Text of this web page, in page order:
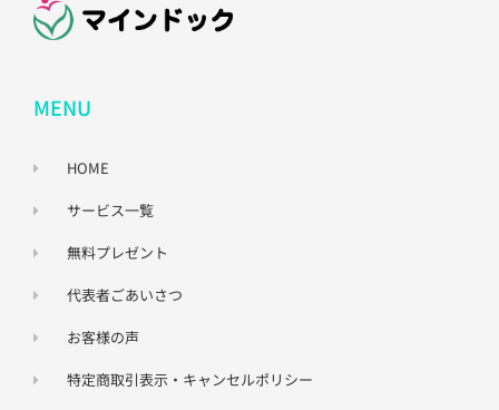
MENU
HOME
サービス一覧
無料プレゼント
代表者ごあいさつ
お客様の声
特定商取引表示・キャンセルポリシー